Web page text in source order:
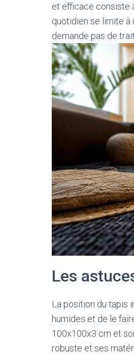
et efficace consiste
quotidien se limite à
demande pas de
Les
La position du tapis
humides et de le
100x100x3 cm et
robuste et ses